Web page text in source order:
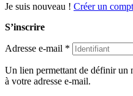
Je suis nouveau ! Créer un
S’inscrire
Adresse e-mail *
Un lien permettant de définir un
à votre adresse e-mail.